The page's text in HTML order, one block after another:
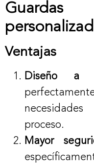
Guardas
Ventajas
Diseño a
proceso.
Mayor